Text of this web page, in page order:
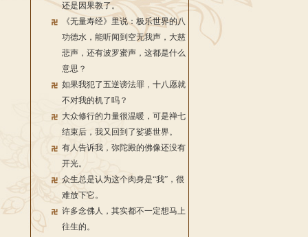
还是因果教了。
《无量寿经》里说：极乐世界的八
功德水，能听闻到空无我声，大慈
悲声，还有波罗蜜声，这都是什么
意思？
如果我犯了五逆谤法罪，十八愿就
不对我的机了吗？
大众修行的力量很温暖，可是禅七
结束后，我又回到了娑婆世界。
有人告诉我，弥陀殿的佛像还没有
开光。
众生总是认为这个肉身是“我”，很
难放下它。
许多念佛人，其实都不一定想马上
往生的。